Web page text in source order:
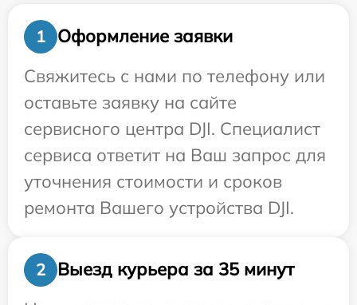
1
Оформление заявки
Свяжитесь с нами по телефону или
оставьте заявку на сайте
сервисного центра DJI. Специалист
сервиса ответит на Ваш запрос для
уточнения стоимости и сроков
ремонта Вашего устройства DJI.
2
Выезд курьера за 35 минут